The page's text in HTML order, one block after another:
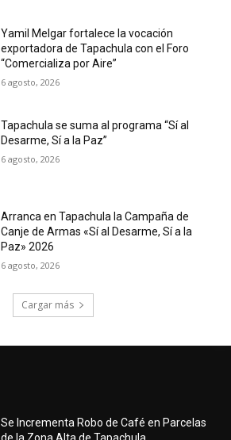
Yamil Melgar fortalece la vocación
exportadora de Tapachula con el Foro
“Comercializa por Aire”
6 agosto, 2026
Tapachula se suma al programa “Sí al
Desarme, Sí a la Paz”
6 agosto, 2026
Arranca en Tapachula la Campaña de
Canje de Armas «Sí al Desarme, Sí a la
Paz» 2026
6 agosto, 2026
Cargar más
Se Incrementa Robo de Café en Parcelas